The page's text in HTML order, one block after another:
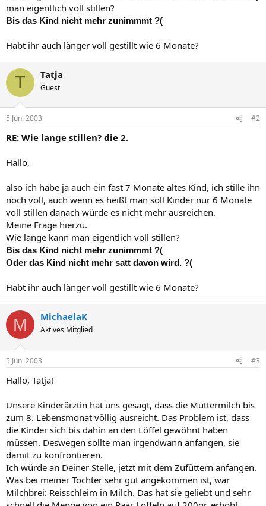
man eigentlich voll stillen?
Bis das Kind nicht mehr zunimmmt ?(
Habt ihr auch länger voll gestillt wie 6 Monate?
T Tatja
Guest
5 Juni 2003 #2
RE: Wie lange stillen? die 2.
Hallo,
also ich habe ja auch ein fast 7 Monate altes Kind, ich stille ihn
noch voll, auch wenn es heißt man soll Kinder nur 6 Monate
voll stillen danach würde es nicht mehr ausreichen.
Meine Frage hierzu.
Wie lange kann man eigentlich voll stillen?
Bis das Kind nicht mehr zunimmmt ?(
Oder das Kind nicht mehr satt davon wird. ?(
Habt ihr auch länger voll gestillt wie 6 Monate?
M MichaelaK
Aktives Mitglied
5 Juni 2003 #3
Hallo, Tatja!
Unsere Kinderärztin hat uns gesagt, dass die Muttermilch bis
zum 8. Lebensmonat völlig ausreicht. Das Problem ist, dass
die Kinder sich bis dahin an den Löffel gewöhnt haben
müssen. Deswegen sollte man irgendwann anfangen, sie
damit zu konfrontieren.
Ich würde an Deiner Stelle, jetzt mit dem Zufüttern anfangen.
Was bei meiner Tochter sehr gut angekommen ist, war
Milchbrei: Reisschleim in Milch. Das hat sie geliebt und sehr